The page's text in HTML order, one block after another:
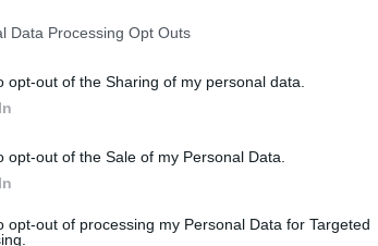
Data Processing Opt Outs
opt-out of the Sharing of my personal data.
opt-out of the Sale of my Personal Data.
opt-out of processing my Personal Data for Targeted